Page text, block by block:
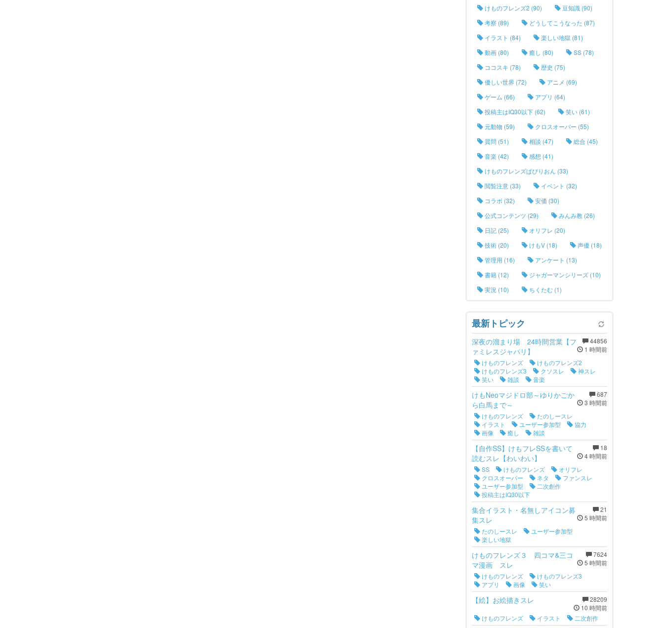
けものフレンズ2 (90)
豆知識 (90)
考察 (89)
どうしてこうなった (87)
イラスト (84)
楽しい地獄 (81)
動画 (80)
癒し (80)
SS (78)
ココスキ (78)
歴史 (75)
優しい世界 (72)
アニメ (69)
ゲーム (66)
アプリ (64)
投稿主はIQ30以下 (62)
笑い (61)
元動物 (59)
クロスオーバー (55)
質問 (51)
相談 (47)
総合 (45)
音楽 (42)
感想 (41)
けものフレンズぱびりおん (33)
閲覧注意 (33)
イベント (32)
コラボ (32)
安価 (30)
公式コンテンツ (29)
みんみ教 (26)
日記 (25)
オリフレ (20)
技術 (20)
けもV (18)
声優 (18)
管理用 (16)
アンケート (13)
書籍 (12)
ジャガーマンシリーズ (10)
実況 (10)
ちくたむ (1)
最新トピック
44856
1 時間前
深夜の溜まり場 24時間営業【フ
ァミレスジャパリ】
けものフレンズ
けものフレンズ2
けものフレンズ3
クソスレ
神スレ
笑い
雑談
音楽
687
3 時間前
けもNeoマジドロ部～ゆりかごか
ら白馬まで～
けものフレンズ
たのしースレ
イラスト
ユーザー参加型
協力
画像
癒し
雑談
18
4 時間前
【自作SS】けもフレSSを書いて
読むスレ【わいわい】
SS けものフレンズ
オリフレ
クロスオーバー
ネタ
ファンスレ
ユーザー参加型
二次創作
投稿主はIQ30以下
21
5 時間前
集合イラスト・名無しアイコン募
集スレ
たのしースレ
ユーザー参加型
楽しい地獄
7624
5 時間前
けものフレンズ３ 四コマ&三コ
マ漫画 スレ
けものフレンズ
けものフレンズ3
アプリ
画像
笑い
28209
10 時間前
【絵】お絵描きスレ
けものフレンズ イラスト 二次創作